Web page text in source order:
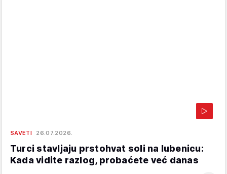
SAVETI 26.07.2026.
Turci stavljaju prstohvat soli na lubenicu:
Kada vidite razlog, probaćete već danas